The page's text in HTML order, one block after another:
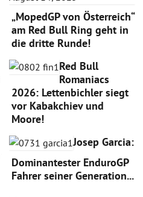
„MopedGP von Österreich“
am Red Bull Ring geht in
die dritte Runde!
Red Bull
Romaniacs
2026: Lettenbichler siegt
vor Kabakchiev und
Moore!
Josep Garcia:
Dominantester EnduroGP
Fahrer seiner Generation...